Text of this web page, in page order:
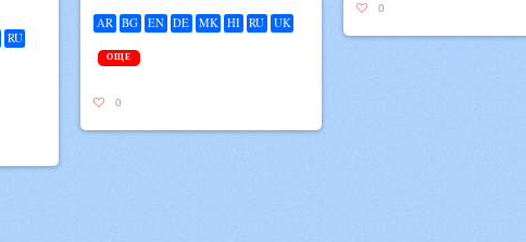
0
AR BG EN DE MK HI RU UK
ОЩЕ
0
RU